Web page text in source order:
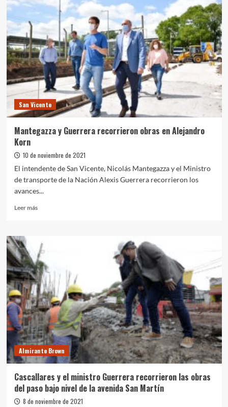
Vías
Seguras
y
más
Pases
Libres
Multimodal
San Vicente
Mantegazza y Guerrera recorrieron obras en Alejandro
Korn
10 de noviembre de 2021
El intendente de San Vicente, Nicolás Mantegazza y el Ministro
de transporte de la Nación Alexis Guerrera recorrieron los
avances...
Leer másLeer
y
Guerrera
recorrieron
obras
en
Alejandro
Korn
Almirante Brown
Cascallares y el ministro Guerrera recorrieron las obras
del paso bajo nivel de la avenida San Martín
8 de noviembre de 2021